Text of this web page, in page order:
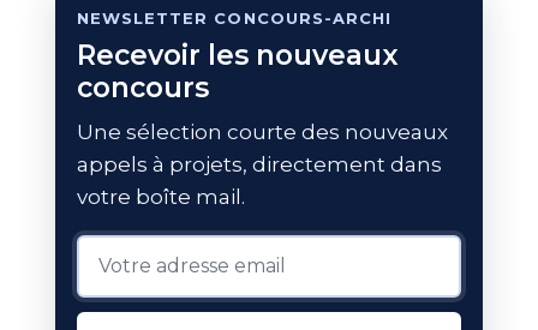
NEWSLETTER CONCOURS-ARCHI
Recevoir les nouveaux
concours
Une sélection courte des nouveaux
appels à projets, directement dans
votre boîte mail.